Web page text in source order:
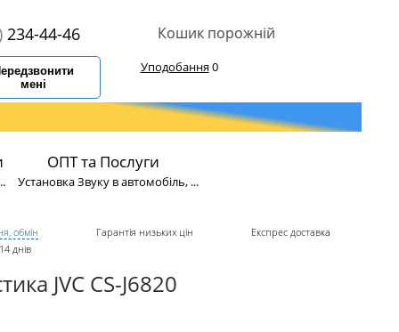
234-44-46
мені
Кошик порожній
Уподобання0
ОПТ та Послуги
Установка Звуку в автомобіль, ...
обмін
днів
Гарантія низьких цін Експрес доставка
JVC CS-J6820